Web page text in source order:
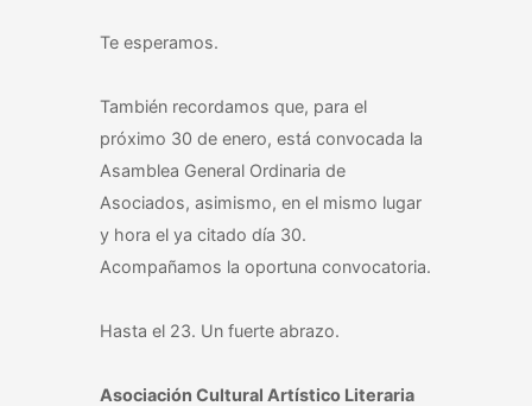
Te esperamos.
También recordamos que, para el
próximo 30 de enero, está convocada la
Asamblea General Ordinaria de
Asociados, asimismo, en el mismo lugar
y hora el ya citado día 30.
Acompañamos la oportuna convocatoria.
Hasta el 23. Un fuerte abrazo.
Asociación Cultural Artístico Literaria